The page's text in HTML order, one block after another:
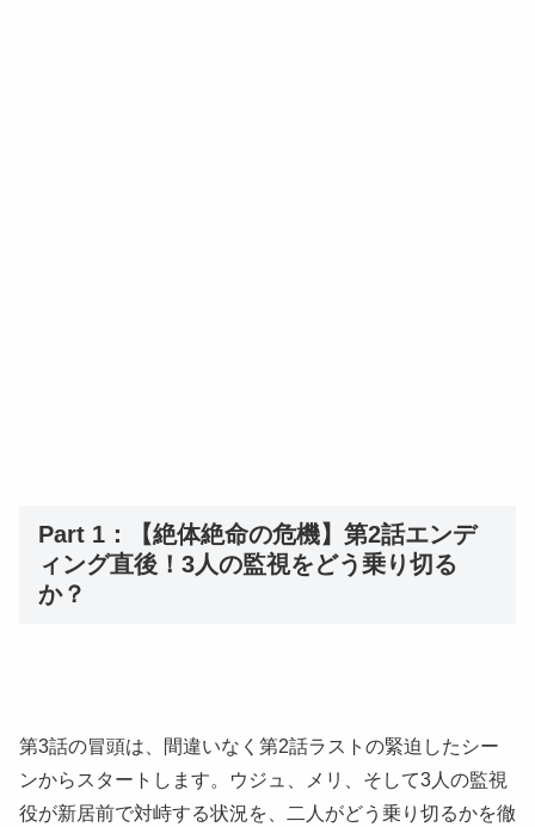
Part 1：【絶体絶命の危機】第2話エンデ
ィング直後！3人の監視をどう乗り切る
か？
第3話の冒頭は、間違いなく第2話ラストの緊迫したシー
ンからスタートします。ウジュ、メリ、そして3人の監視
役が新居前で対峙する状況を、二人がどう乗り切るかを徹